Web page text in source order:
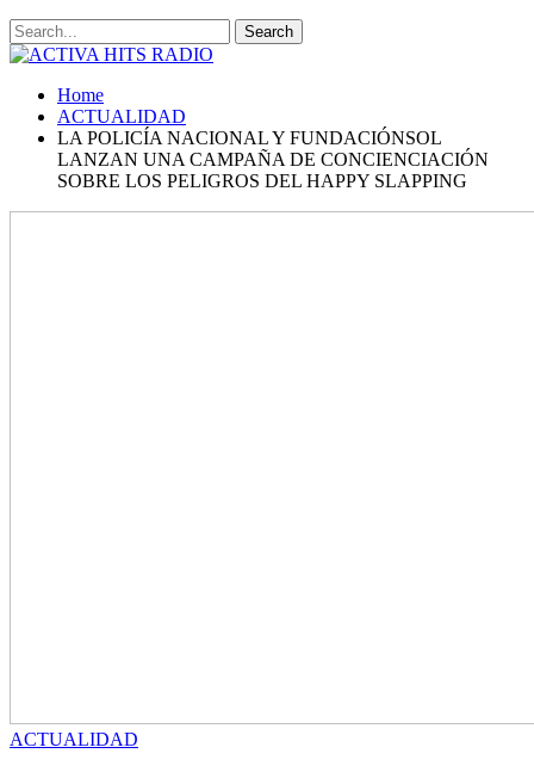
Home
ACTUALIDAD
LA POLICÍA NACIONAL Y FUNDACIÓNSOL
LANZAN UNA CAMPAÑA DE CONCIENCIACIÓN
SOBRE LOS PELIGROS DEL HAPPY SLAPPING
ACTUALIDAD